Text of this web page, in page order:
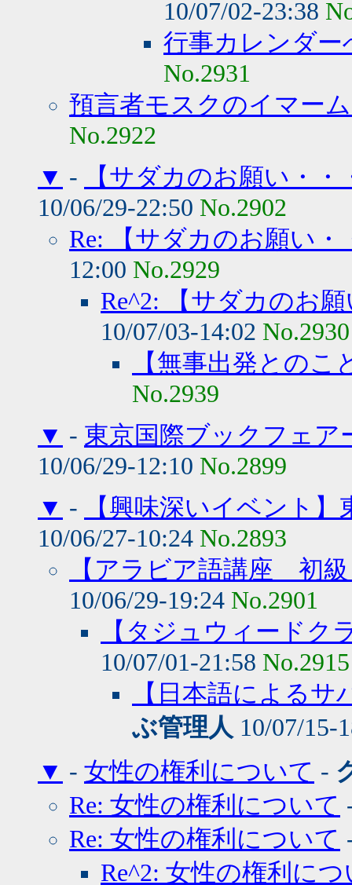
10/07/02-23:38
行事カレンダー
No.2931
預言者モスクのイマー
No.2922
▼ -
【サダカのお願い・
10/06/29-22:50 No.2902
Re: 【サダカのお願い
12:00 No.2929
Re^2: 【サダカのお
10/07/03-14:02 No.2930
【無事出発とのこ
No.2939
▼ - 東京国際ブックフェア
10/06/29-12:10 No.2899
▼ -
【興味深いイベント
10/06/27-10:24 No.2893
【アラビア語講座 初
10/06/29-19:24 No.2901
【タジュウィードク
10/07/01-21:58 No.2915
【日本語による
ぶ管理人 10/07/15-
▼ - 女性の権利について -
Re: 女性の権利について
Re: 女性の権利について
Re^2: 女性の権利に